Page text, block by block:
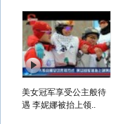
美女冠军享受公主般待
遇 李妮娜被抬上领..